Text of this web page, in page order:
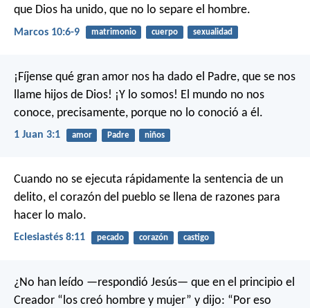
que Dios ha unido, que no lo separe el hombre.
Marcos 10:6-9 matrimonio cuerpo sexualidad
¡Fíjense qué gran amor nos ha dado el Padre, que se nos
llame hijos de Dios! ¡Y lo somos! El mundo no nos
conoce, precisamente, porque no lo conoció a él.
1 Juan 3:1 amor Padre niños
Cuando no se ejecuta rápidamente la sentencia de un
delito, el corazón del pueblo se llena de razones para
hacer lo malo.
Eclesiastés 8:11 pecado corazón castigo
¿No han leído —respondió Jesús— que en el principio el
Creador “los creó hombre y mujer” y dijo: “Por eso